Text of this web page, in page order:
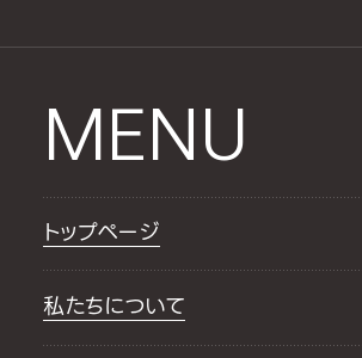
MENU
トップページ
私たちについて